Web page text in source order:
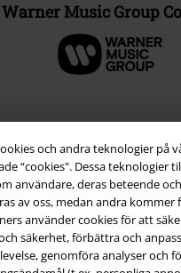
och andra teknologier på
“cookies". Dessa teknologier
användare, deras beteende
av oss, medan andra kommer
använder cookies för att
säkerhet, förbättra och
genomföra analyser och
Music Group